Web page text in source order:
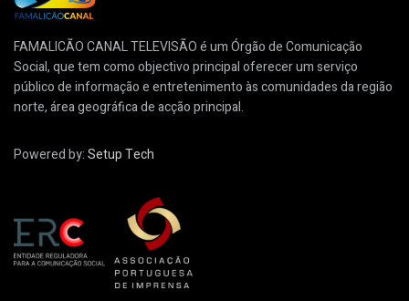
FAMALICÃO CANAL TELEVISÃO é um Órgão de Comunicação
Social, que tem como objectivo principal oferecer um serviço
público de informação e entretenimento às comunidades da região
norte, área geográfica de acção principal.
Powered by:Setup Tech